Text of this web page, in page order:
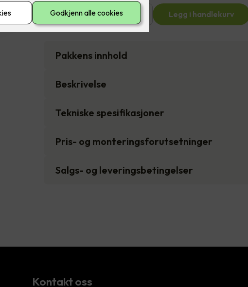
Antall - Legg i handlekurv
Pakkens innhold
Beskrivelse
Tekniske spesifikasjoner
Pris- og monteringsforutsetninger
Salgs- og leveringsbetingelser
Kontakt oss